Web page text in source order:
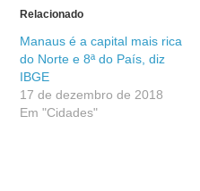
Relacionado
Manaus é a capital mais rica
do Norte e 8ª do País, diz
IBGE
17 de dezembro de 2018
Em "Cidades"